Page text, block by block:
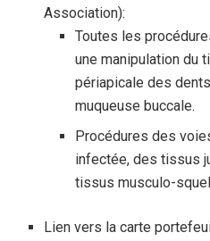
Association):
Toutes les
une manipulation du
périapicale des
muqueuse buccale.
Procédures des
infectée, des tissus
tissus musculo-
Lien vers la carte